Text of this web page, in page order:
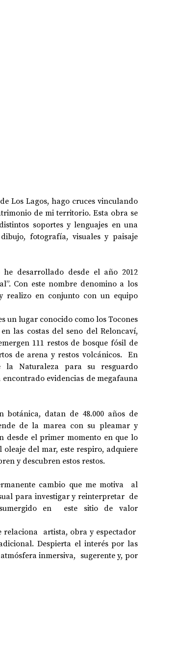
Los Lagos, hago cruces vinculando
de mi territorio. Esta obra se
soportes y lenguajes en una
fotografía, visuales y paisaje
desarrollado desde el año 2012
Con este nombre denomino a los
realizo en conjunto con un equipo
un lugar conocido como los Tocones
las costas del seno del Reloncaví,
111 restos de bosque fósil de
de arena y restos volcánicos. En
la Naturaleza para su resguardo
evidencias de megafauna
botánica, datan de 48.000 años de
de la marea con su pleamar y
desde el primer momento en que lo
del mar, este respiro, adquiere
y descubren estos restos.
cambio que me motiva al
para investigar y reinterpretar  de
en  este sitio de valor
relaciona artista, obra y espectador
Despierta el interés por las
inmersiva, sugerente y, por